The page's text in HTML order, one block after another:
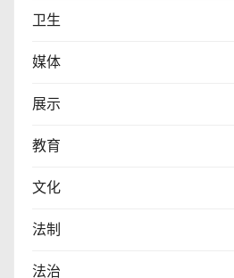
卫生
媒体
展示
教育
文化
法制
法治